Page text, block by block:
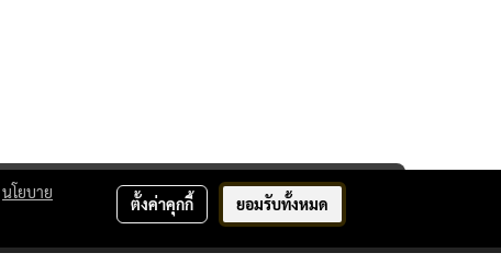
นโยบาย
ตั้งค่าคุกกี้ ยอมรับทั้งหมด